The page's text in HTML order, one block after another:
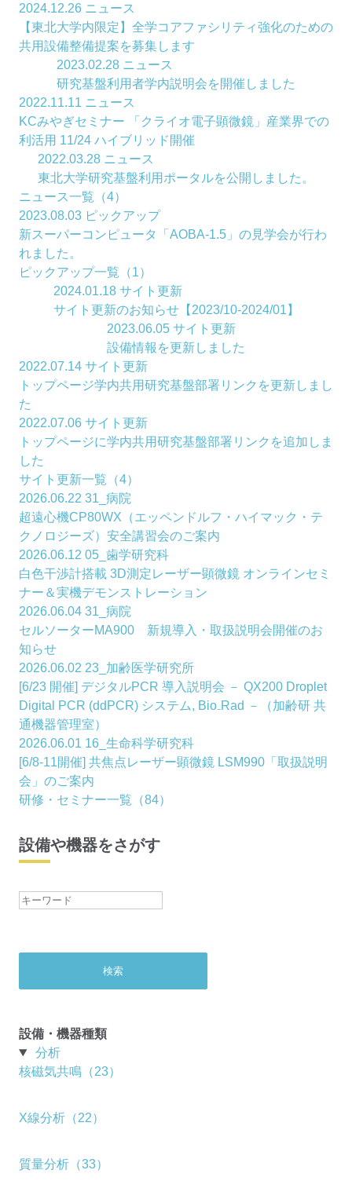
2024.12.26 ニュース
【東北大学内限定】全学コアファシリティ強化のための
共用設備整備提案を募集します
2023.02.28 ニュース
研究基盤利用者学内説明会を開催しました
2022.11.11 ニュース
KCみやぎセミナー 「クライオ電子顕微鏡」産業界での
利活用 11/24 ハイブリッド開催
2022.03.28 ニュース
東北大学研究基盤利用ポータルを公開しました。
ニュース一覧（4）
2023.08.03 ピックアップ
新スーパーコンピュータ「AOBA-1.5」の見学会が行わ
れました。
ピックアップ一覧（1）
2024.01.18 サイト更新
サイト更新のお知らせ【2023/10-2024/01】
2023.06.05 サイト更新
設備情報を更新しました
2022.07.14 サイト更新
トップページ学内共用研究基盤部署リンクを更新しまし
た
2022.07.06 サイト更新
トップページに学内共用研究基盤部署リンクを追加しま
した
サイト更新一覧（4）
2026.06.22 31_病院
超遠心機CP80WX（エッペンドルフ・ハイマック・テ
クノロジーズ）安全講習会のご案内
2026.06.12 05_歯学研究科
白色干渉計搭載 3D測定レーザー顕微鏡 オンラインセミ
ナー＆実機デモンストレーション
2026.06.04 31_病院
セルソーターMA900 新規導入・取扱説明会開催のお
知らせ
2026.06.02 23_加齢医学研究所
[6/23 開催] デジタルPCR 導入説明会 － QX200 Droplet
Digital PCR (ddPCR) システム, Bio₋Rad －（加齢研 共
通機器管理室）
2026.06.01 16_生命科学研究科
[6/8-11開催] 共焦点レーザー顕微鏡 LSM990「取扱説明
会」のご案内
研修・セミナー一覧（84）
設備や機器をさがす
設備・機器種類
分析
核磁気共鳴（23）
X線分析（22）
質量分析（33）